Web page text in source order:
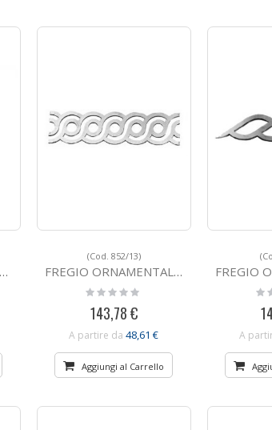
(Cod. 852/13)
FREGIO ORNAMENTALE IN FERRO BATTUTO 852/13
Rating:
0%
143,78 €
A partire da 48,61 €
Aggiungi al Carrello
FREGIO
0%
A